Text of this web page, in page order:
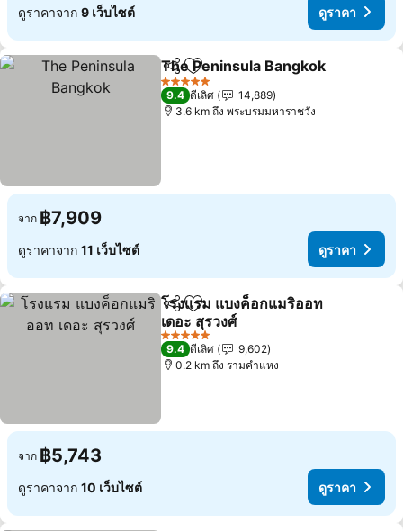
ดูราคาจาก 9 เว็บไซต์ ดูราคา
แชร์ เพิ่มในรายการโปรด
The Peninsula Bangkok
5 ดาว
9.4 ดีเลิศ
14,889
3.6 km ถึง พระบรมมหาราชวัง
จาก ฿7,909
ดูราคาจาก 11 เว็บไซต์ ดูราคา
แชร์ เพิ่มในรายการโปรด
โรงแรม แบงค็อกแมริออท
เดอะ สุรวงศ์
5 ดาว
9.4 ดีเลิศ
9,602
0.2 km ถึง รามคำแหง
จาก ฿5,743
ดูราคาจาก 10 เว็บไซต์ ดูราคา